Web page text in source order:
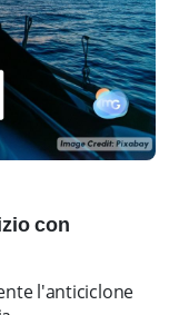
con
l'anticiclone